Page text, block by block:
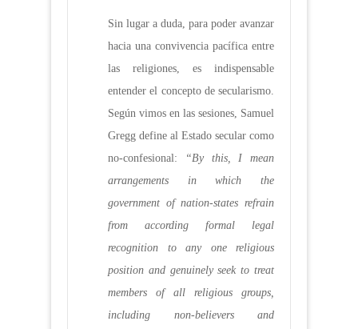
Sin lugar a duda, para poder avanzar
hacia una convivencia pacífica entre
las religiones, es indispensable
entender el concepto de secularismo.
Según vimos en las sesiones, Samuel
Gregg define al Estado secular como
no-confesional:
“By this, I mean
arrangements in which the
government of nation-states refrain
from according formal legal
recognition to any one religious
position and genuinely seek to treat
members of all religious groups,
including non-believers and